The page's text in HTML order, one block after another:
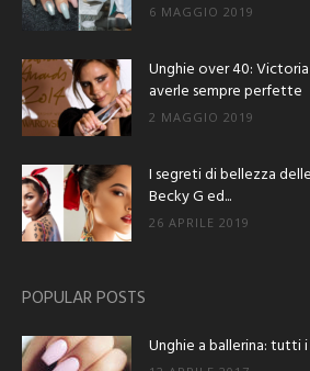
6 MAGGIO 2019
Unghie over 40:
averle sempre perfette
2 MAGGIO 2019
I segreti di bellezza
Becky G ed...
26 APRILE 2019
POPULAR POSTS
Unghie a ballerina: tutti